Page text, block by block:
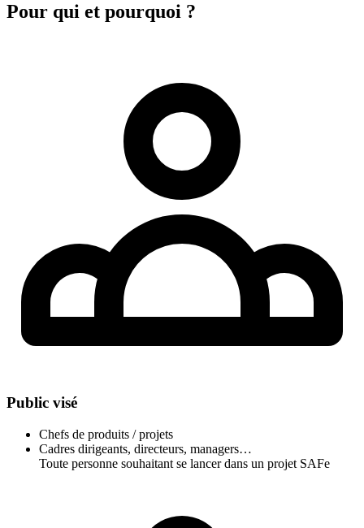
Pour qui et pourquoi ?
Public visé
Chefs de produits / projets
Cadres dirigeants, directeurs, managers…
Toute personne souhaitant se lancer dans un projet SAFe